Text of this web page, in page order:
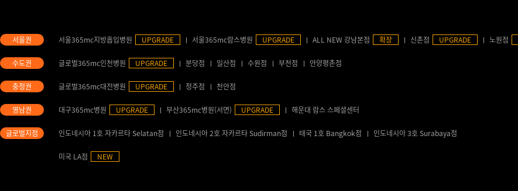
서울365mc지방흡입병원 UPGRADE 서울365mc람스병원 UPGRADE ALL NEW 강남본점 확장 신촌점 UPGRADE 노원점
글로벌365mc인천병원 UPGRADE 분당점 일산점 수원점 부천점 안양평촌점
글로벌365mc대전병원 UPGRADE 청주점 천안점
대구365mc병원 UPGRADE 부산365mc병원(서면) UPGRADE 해운대 람스 스페셜센터
인도네시아 1호 자카르타 Selatan점 인도네시아 2호 자카르타 Sudirman점 태국 1호 Bangkok점 인도네시아 3호 Surabaya점
미국 LA점 NEW